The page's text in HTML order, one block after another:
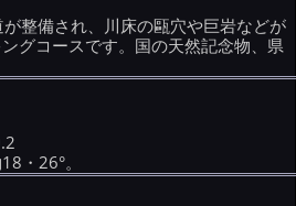
整備され、川床の甌穴や巨岩などが
グコースです。国の天然記念物、県
・26°。